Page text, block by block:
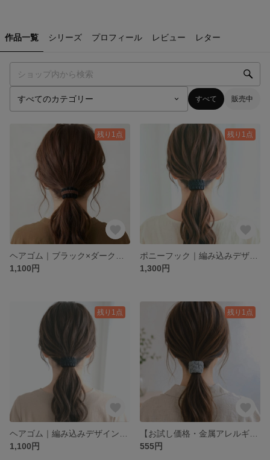
作品一覧 シリーズ プロフィール レビュー レター
すべて 販売中
残り1点
1,100円
残り1点
1,300円
残り1点
1,100円
残り1点
555円